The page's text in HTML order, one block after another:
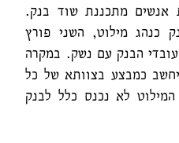
מתכננת שוד בנק.
כנהג מילוט, השני פורץ
הבנק עם נשק. במקרה
כמבצע בצוותא של כל
לא נכנס כלל לבנק